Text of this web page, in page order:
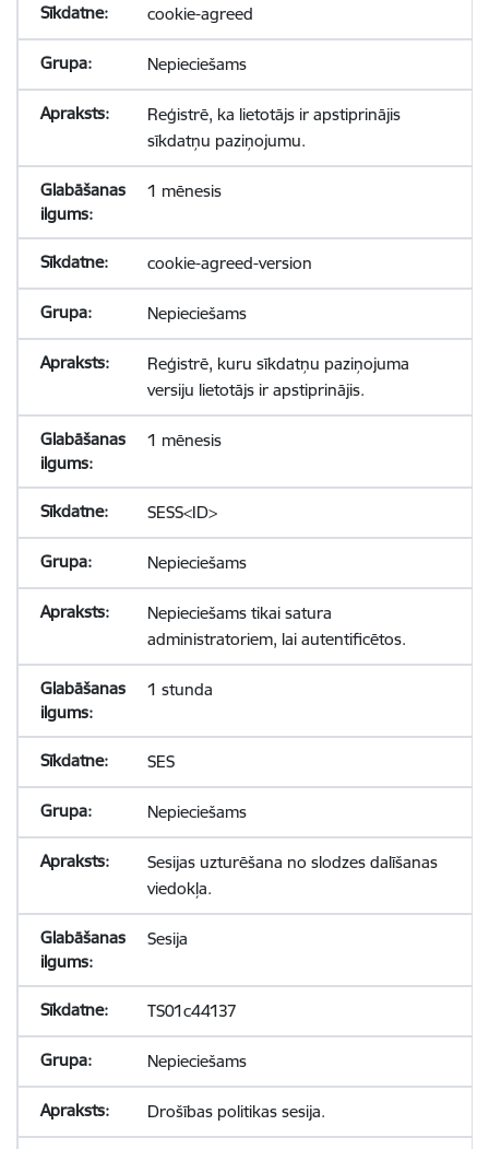
cookie-agreed
Nepieciešams
Reģistrē, ka lietotājs ir apstiprinājis
sīkdatņu paziņojumu.
1 mēnesis
cookie-agreed-version
Nepieciešams
Reģistrē, kuru sīkdatņu paziņojuma
versiju lietotājs ir apstiprinājis.
1 mēnesis
SESS<ID>
Nepieciešams
Nepieciešams tikai satura
administratoriem, lai autentificētos.
1 stunda
SES
Nepieciešams
Sesijas uzturēšana no slodzes dalīšanas
viedokļa.
Sesija
TS01c44137
Nepieciešams
Drošības politikas sesija.